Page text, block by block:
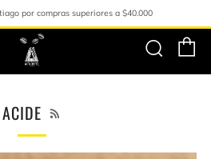
por compras superiores a $40.000
ACIDE